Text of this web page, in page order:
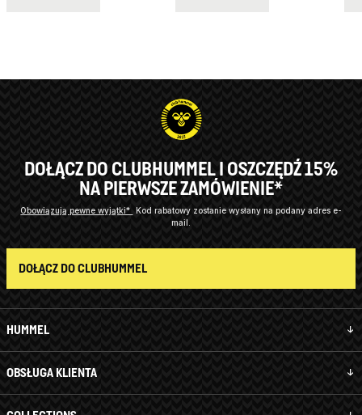
HUMMEL
OBSŁUGA KLIENTA
DOŁĄCZ DO CLUBHUMMEL I OSZCZĘDŹ 15%
NA PIERWSZE ZAMÓWIENIE*
Obowiązują pewne wyjątki*
Kod rabatowy zostanie wysłany na podany adres e-
mail.
DOŁĄCZ DO CLUBHUMMEL